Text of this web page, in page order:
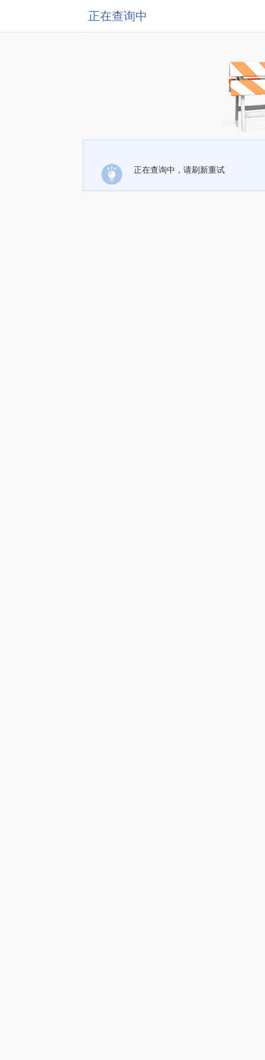
正在查询中
正在查询中，请刷新重试